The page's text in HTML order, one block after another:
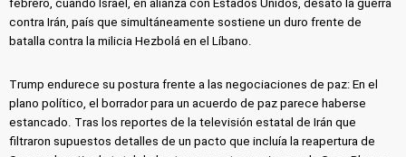
febrero, cuando Israel, en alianza con Estados Unidos, desató la guerra
contra Irán, país que simultáneamente sostiene un duro frente de
batalla contra la milicia Hezbolá en el Líbano.
Trump endurece su postura frente a las negociaciones de paz: En el
plano político, el borrador para un acuerdo de paz parece haberse
estancado. Tras los reportes de la televisión estatal de Irán que
filtraron supuestos detalles de un pacto que incluía la reapertura de